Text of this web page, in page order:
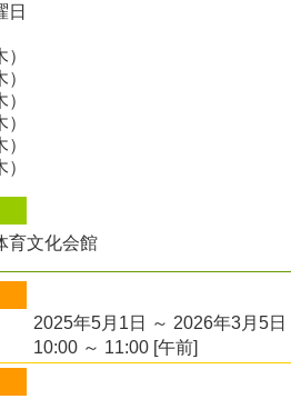
日
育文化会館
2025年5月1日 ～ 2026年3月5日
10:00 ～ 11:00 [午前]